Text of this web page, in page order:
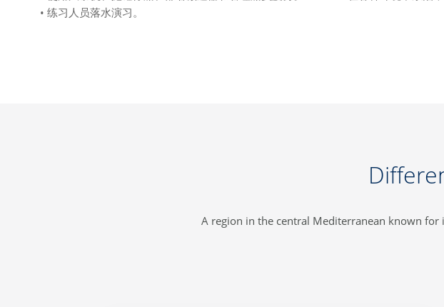
• 练习人员落水演习。
A region in the central Mediterranean known